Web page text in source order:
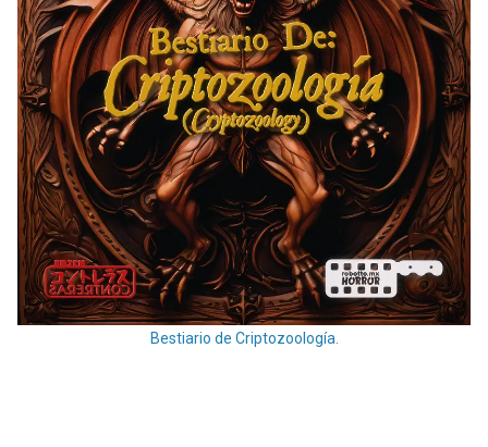
Bestiario de Criptozoología.